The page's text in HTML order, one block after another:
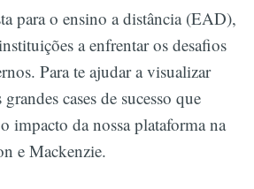
para o ensino a distância (EAD),
a enfrentar os desafios
Para te ajudar a visualizar
cases de sucesso que
impacto da nossa plataforma na
e Mackenzie.